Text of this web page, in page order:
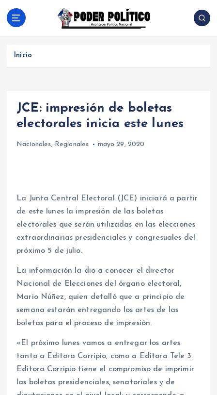
Acontecer Politico Nacional
Inicio
JCE: impresión de boletas
electorales inicia este lunes
Nacionales, Regionales mayo 29, 2020
La Junta Central Electoral (JCE) iniciará a partir
de este lunes la impresión de las boletas
electorales que serán utilizadas en las elecciones
extraordinarias presidenciales y congresuales del
próximo 5 de julio.
La información la dio a conocer el director
Nacional de Elecciones del órgano electoral,
Mario Núñez, quien detalló que a principio de
semana estarán entregando los artes de las
boletas para el proceso de impresión.
«El próximo lunes vamos a entregar los artes
tanto a Editora Corripio, como a Editora Tele 3.
Editora Corripio tiene el compromiso de imprimir
las boletas presidenciales, senatoriales y de